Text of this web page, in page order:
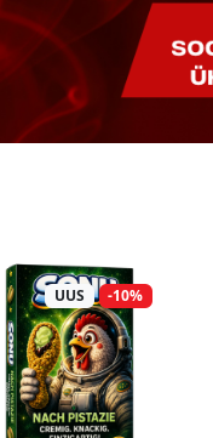
UUS -10%